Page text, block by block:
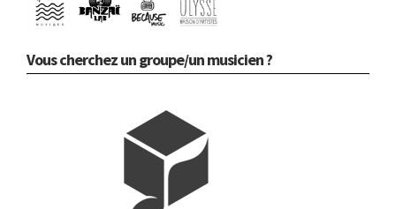
Vous cherchez un groupe/un musicien ?